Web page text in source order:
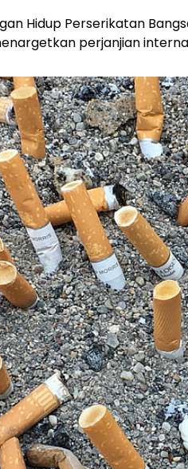
Hidup Perserikatan
perjanjian